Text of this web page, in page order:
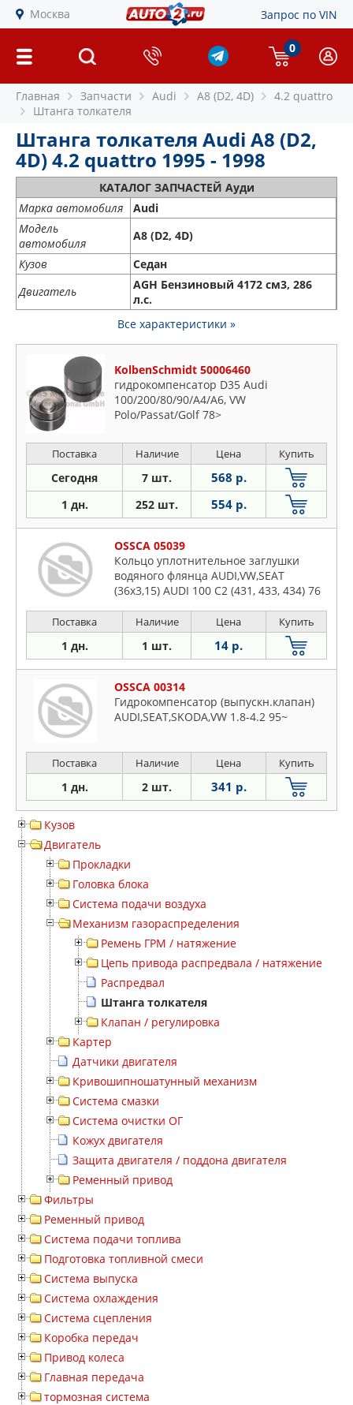
Москва Запрос по VIN
0
Главная Запчасти Audi A8 (D2, 4D)
4.2 quattro
Штанга толкателя
Штанга толкателя Audi A8 (D2,
4D) 4.2 quattro 1995 - 1998
КАТАЛОГ ЗАПЧАСТЕЙ Ауди
Марка автомобиля
Audi
Модель
автомобиля
A8 (D2, 4D)
Кузов
Седан
Двигатель
AGH Бензиновый 4172 см3, 286
л.с.
Все характеристики »
KolbenSchmidt 50006460
гидрокомпенсатор D35 Audi
100/200/80/90/A4/A6, VW
Polo/Passat/Golf 78>
Поставка Наличие Цена Купить
Сегодня 7 шт. 568 р.
1 дн. 252 шт. 554 р.
OSSCA 05039
Кольцо уплотнительное заглушки
водяного флянца AUDI,VW,SEAT
(36x3,15) AUDI 100 C2 (431, 433, 434) 76
Поставка Наличие Цена Купить
1 дн. 1 шт. 14 р.
OSSCA 00314
Гидрокомпенсатор (выпускн.клапан)
AUDI,SEAT,SKODA,VW 1.8-4.2 95~
Поставка Наличие Цена Купить
1 дн. 2 шт. 341 р.
Кузов
Двигатель
Прокладки
Головка блока
Система подачи воздуха
Механизм газораспределения
Ремень ГРМ / натяжение
Цепь привода распредвала / натяжение
Распредвал
Штанга толкателя
Клапан / регулировка
Картер
Датчики двигателя
Кривошипношатунный механизм
Система смазки
Система очистки ОГ
Кожух двигателя
Защита двигателя / поддона двигателя
Ременный привод
Фильтры
Ременный привод
Система подачи топлива
Подготовка топливной смеси
Система выпуска
Система охлаждения
Система сцепления
Коробка передач
Привод колеса
Главная передача
тормозная система